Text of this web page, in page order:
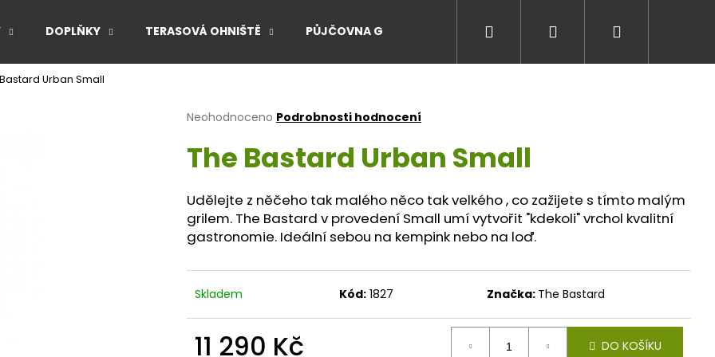
DOPLŇKY TERASOVÁ OHNIŠTĚ PŮJČOVNA GRILŮ EVENTY A ZÁŽITKY NA GRILU
Přihlášení
Urban Small
Průměrné
produktu
z
5
hvězdiček.
Neohodnoceno Podrobnosti hodnocení
The Bastard Urban Small
Udělejte z něčeho tak malého něco tak velkého , co zažijete s tímto malým
grilem. The Bastard v provedení Small umí vytvořit "kdekoli" vrchol kvalitní
gastronomie. Ideální sebou na kempink nebo na loď.
Skladem Kód: 1827 Značka: The Bastard
11 290 Kč DO KOŠÍKU
Co potřebujete najít?
HLEDAT